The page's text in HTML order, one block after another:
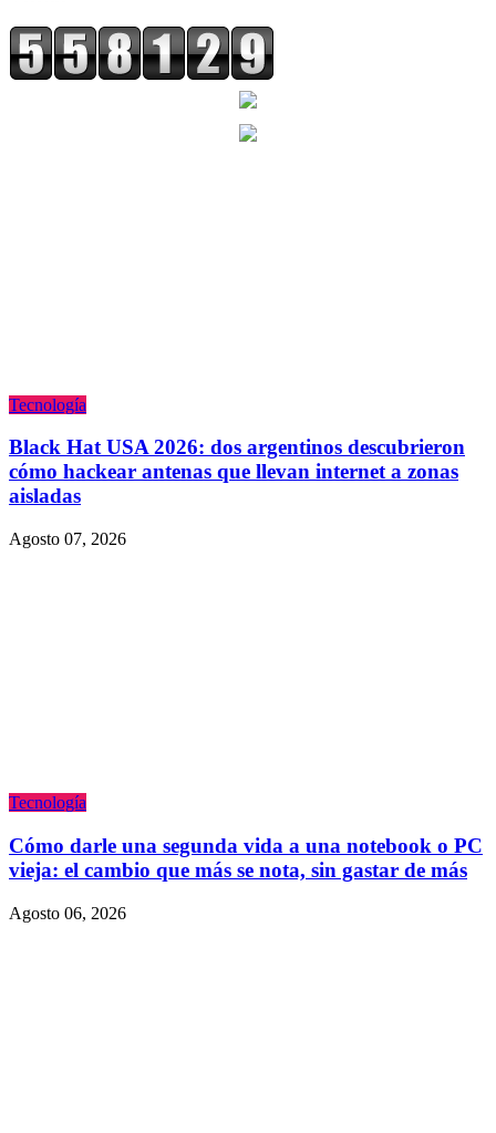
Tecnologí­a
Black Hat USA 2026: dos argentinos descubrieron
cómo hackear antenas que llevan internet a zonas
aisladas
Agosto 07, 2026
Tecnologí­a
Cómo darle una segunda vida a una notebook o PC
vieja: el cambio que más se nota, sin gastar de más
Agosto 06, 2026